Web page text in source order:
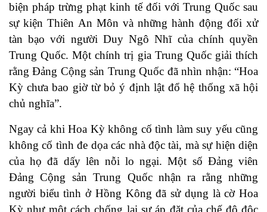
biện pháp trừng phạt kinh tế đối với Trung Quốc sau
sự kiện Thiên An Môn và những hành động đối xử
tàn bạo với người Duy Ngô Nhĩ của chính quyền
Trung Quốc. Một chính trị gia Trung Quốc giải thích
rằng Đảng Cộng sản Trung Quốc đã nhìn nhận: “Hoa
Kỳ chưa bao giờ từ bỏ ý định lật đổ hệ thống xã hội
chủ nghĩa”.
Ngay cả khi Hoa Kỳ không cố tình làm suy yếu cũng
không cố tình đe dọa các nhà độc tài, mà sự hiện diện
của họ đã dấy lên nỗi lo ngại. Một số Đảng viên
Đảng Cộng sản Trung Quốc nhận ra rằng những
người biểu tình ở Hồng Kông đã sử dụng là cờ Hoa
Kỳ như một cách chống lại sự áp đặt của chế độ độc